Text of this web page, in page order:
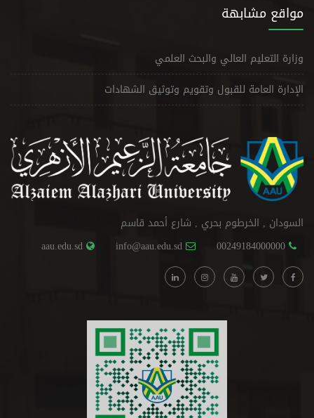
مواقع مشابهة
وزارة التعليم العالي والبحث العلمي
الإدارة العامة للقبول وتقويم وتوثيق الشهادات
السودان , الخرطوم بحري , شارع أحمد قاسم
00249184000000
info@aau.edu.sd
aau.edu.sd